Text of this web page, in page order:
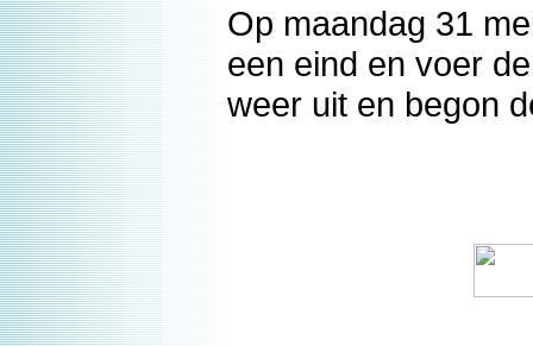
Op maandag 31
een eind en voer
weer uit en begon